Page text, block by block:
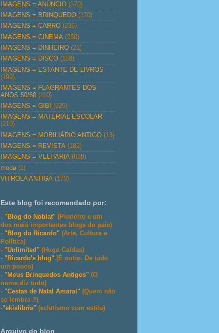
IMAGENS = ANÚNCIO (370)
IMAGENS = BRINQUEDO (170)
IMAGENS = CARRO (236)
IMAGENS = CINEMA (250)
IMAGENS = DINHEIRO (21)
IMAGENS = DISCO (158)
IMAGENS = ESTANTE DE LIVROS
(199)
IMAGENS = FLAGRANTES DOS
ANOS 50/60 (110)
IMAGENS = GIBI
(325)
IMAGENS = MATERIAL ESCOLAR
(210)
IMAGENS = MOBILIÁRIO ANTIGO (13)
IMAGENS = REVISTA (182)
IMAGENS = VELHARIA (639)
moda (1)
VITROLA ANTIGA (173)
Este blog foi recomendado por:
- "Blog do Noblat" (Pioneiro e um
dos mais importantes blogs do país)
- "Blog do Ricardo" (Arte, Cultura e
Política)
- "Unlimited" (Hugo Caldas)
- "Ricardo's blog" (É outro. De tudo
um pouco)
- "Meus Brinquedos Antigos" (O
nome diz tudo)
- "Cestas de Natal Amaral" (Quem não
se lembra ?)
-"ekislibris" (ecletismo com estilo)
Arquivo do blog